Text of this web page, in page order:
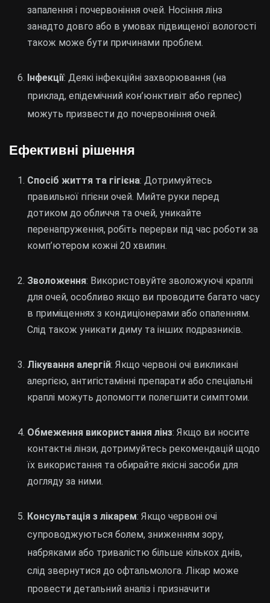
запалення і почервоніння очей. Носіння лінз
занадто довго або в умовах підвищеної вологості
також може бути причинами проблем.
Інфекції: Деякі інфекційні захворювання (на
приклад, епідемічний кон’юнктивіт або герпес)
можуть призвести до почервоніння очей.
Ефективні рішення
Спосіб життя та гігієна: Дотримуйтесь
правильної гігієни очей. Мийте руки перед
дотиком до обличчя та очей, уникайте
перенапруження, робіть перерви під час роботи за
комп’ютером кожні 20 хвилин.
Зволоження: Використовуйте зволожуючі краплі
для очей, особливо якщо ви проводите багато часу
в приміщеннях з кондиціонерами або опаленням.
Слід також уникати диму та інших подразників.
Лікування алергій: Якщо червоні очі викликані
алергією, антигістамінні препарати або спеціальні
краплі можуть допомогти полегшити симптоми.
Обмеження використання лінз: Якщо ви носите
контактні лінзи, дотримуйтесь рекомендацій щодо
їх використання та обирайте якісні засоби для
догляду за ними.
Консультація з лікарем: Якщо червоні очі
супроводжуються болем, зниженням зору,
набряками або тривалістю більше кількох днів,
слід звернутися до офтальмолога. Лікар може
провести детальний аналіз і призначити